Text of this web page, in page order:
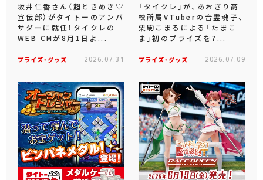
坂井仁香さん（超ときめき♡
宣伝部）がタイトーのアンバ
サダーに就任！タイクレの
WEB CMが8月1日よ...
プライズ・グッズ 2026.07.31
「タイクレ」が、あおぎり高
校所属VTuberの音霊魂子、
栗駒こまるによる「たまこ
ま」初のプライズを7...
プライズ・グッズ 2026.07.09